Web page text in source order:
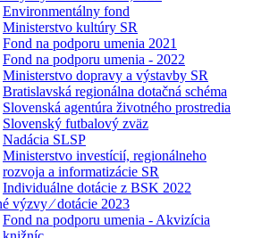
Environmentálny fond
Ministerstvo kultúry SR
Fond na podporu umenia 2021
Fond na podporu umenia - 2022
Ministerstvo dopravy a výstavby SR
Bratislavská regionálna dotačná schéma
Slovenská agentúra životného prostredia
Slovenský futbalový zväz
Nadácia SLSP
Ministerstvo investícií, regionálneho
rozvoja a informatizácie SR
Individuálne dotácie z BSK 2022
výzvy ⁄ dotácie 2023
Fond na podporu umenia - Akvizícia